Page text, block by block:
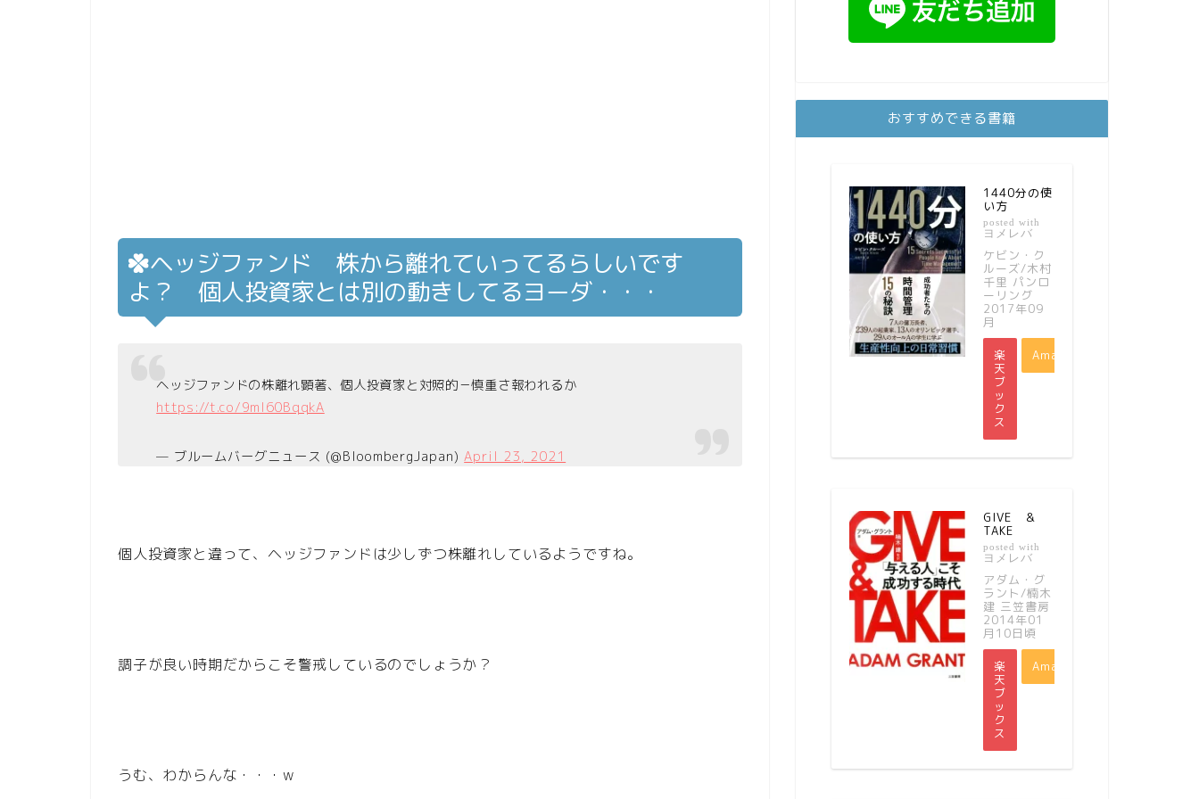
ヘッジファンド 株から離れていってるらしいです
よ？ 個人投資家とは別の動きしてるヨーダ・・・
ヘッジファンドの株離れ顕著、個人投資家と対照的－慎重さ報われるか
https://t.co/9ml60BqqkA
— ブルームバーグニュース (@BloombergJapan)April 23, 2021
個人投資家と違って、ヘッジファンドは少しずつ株離れしているようですね。
調子が良い時期だからこそ警戒しているのでしょうか？
うむ、わからんな・・・w
おすすめできる書籍
1440分の使
い方
posted with
ヨメレバ
ケビン・ク
ルーズ/木村
千里 パンロ
ーリング
2017年09
月
楽
天
ブ
ッ
ク
ス
Amazon
GIVE ＆
TAKE
posted with
ヨメレバ
アダム・グ
ラント/楠木
建 三笠書房
2014年01
月10日頃
楽
天
ブ
ッ
ク
ス
Amazon